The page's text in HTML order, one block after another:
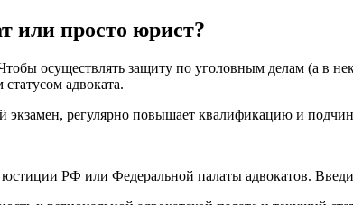
или просто юрист?
осуществлять защиту по уголовным делам (а в
адвоката.
экзамен, регулярно повышает квалификацию и
юстиции РФ или Федеральной палаты адвокатов.